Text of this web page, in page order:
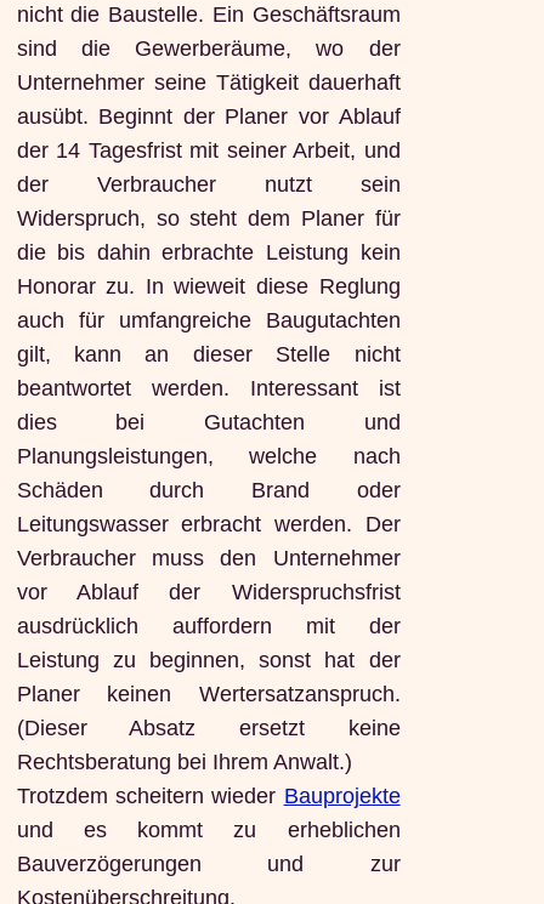
nicht die Baustelle. Ein Geschäftsraum
sind die Gewerberäume, wo der
Unternehmer seine Tätigkeit dauerhaft
ausübt. Beginnt der Planer vor Ablauf
der 14 Tagesfrist mit seiner Arbeit, und
der Verbraucher nutzt sein
Widerspruch, so steht dem Planer für
die bis dahin erbrachte Leistung kein
Honorar zu. In wieweit diese Reglung
auch für umfangreiche Baugutachten
gilt, kann an dieser Stelle nicht
beantwortet werden. Interessant ist
dies bei Gutachten und
Planungsleistungen, welche nach
Schäden durch Brand oder
Leitungswasser erbracht werden. Der
Verbraucher muss den Unternehmer
vor Ablauf der Widerspruchsfrist
ausdrücklich auffordern mit der
Leistung zu beginnen, sonst hat der
Planer keinen Wertersatzanspruch.
(Dieser Absatz ersetzt keine
Rechtsberatung bei Ihrem Anwalt.)
Trotzdem scheitern wieder Bauprojekte
und es kommt zu erheblichen
Bauverzögerungen und zur
Kostenüberschreitung.